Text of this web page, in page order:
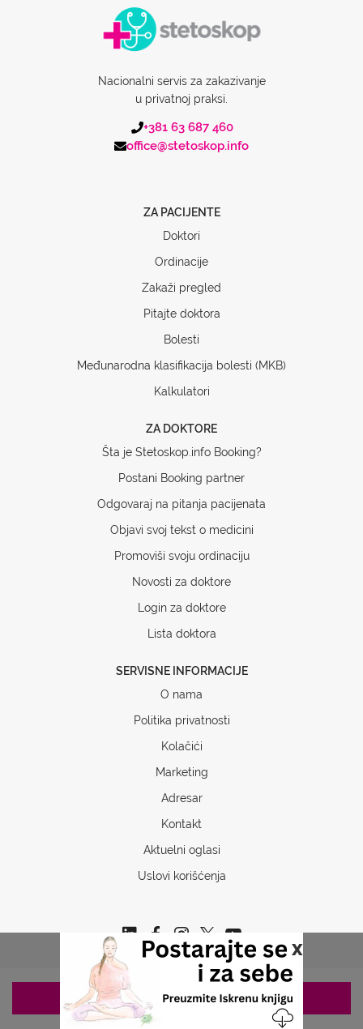
x
Nacionalni servis za zakazivanje
u privatnoj praksi.
+381 63 687 460
office@stetoskop.info
ZA PACIJENTE
Doktori
Ordinacije
Zakaži pregled
Pitajte doktora
Bolesti
Međunarodna klasifikacija bolesti (MKB)
Kalkulatori
ZA DOKTORE
Šta je Stetoskop.info Booking?
Postani Booking partner
Odgovaraj na pitanja pacijenata
Objavi svoj tekst o medicini
Promoviši svoju ordinaciju
Novosti za doktore
Login za doktore
Lista doktora
SERVISNE INFORMACIJE
O nama
Politika privatnosti
Kolačići
Marketing
Adresar
Kontakt
Aktuelni oglasi
Uslovi korišćenja
Copyrights © 2026 Sva prava www.stetoskop.info
ZAKAZIVANJE 063/687-460